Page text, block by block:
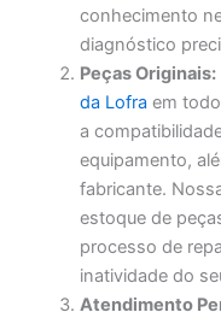
conhecimento
diagnóstico
Peças Originais:
da Lofra em
a
equipamento,
fabricante.
estoque de
processo de
inatividade do
Atendimento